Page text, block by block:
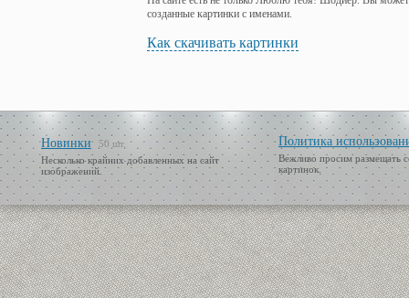
созданные картинки с именами.
Как скачивать картинки
Новинки
50 шт.
Несколько крайних добавленных на сайт
изображений.
Политика
Вежливо просим размещать
картинок.